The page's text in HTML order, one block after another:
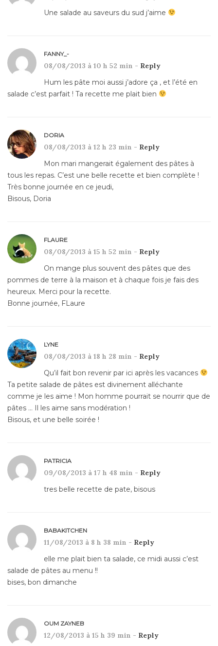
Une salade au saveurs du sud j’aime
FANNY_-
08/08/2013 à 10 h 52 min - Reply
Hum les pâte moi aussi j’adore ça , et l’été en
salade c’est parfait ! Ta recette me plait bien
DORIA
08/08/2013 à 12 h 23 min - Reply
Mon mari mangerait également des pâtes à
tous les repas. C’est une belle recette et bien complète !
Très bonne journée en ce jeudi,
Bisous, Doria
FLAURE
08/08/2013 à 15 h 52 min - Reply
On mange plus souvent des pâtes que des
pommes de terre à la maison et à chaque fois je fais des
heureux. Merci pour la recette.
Bonne journée, FLaure
LYNE
08/08/2013 à 18 h 28 min - Reply
Qu’il fait bon revenir par ici après les vacances
Ta petite salade de pâtes est divinement alléchante
comme je les aime ! Mon homme pourrait se nourrir que de
pâtes … Il les aime sans modération !
Bisous, et une belle soirée !
PATRICIA
09/08/2013 à 17 h 48 min - Reply
tres belle recette de pate, bisous
BABAKITCHEN
11/08/2013 à 8 h 38 min - Reply
elle me plait bien ta salade, ce midi aussi c’est
salade de pâtes au menu !!
bises, bon dimanche
OUM ZAYNEB
12/08/2013 à 15 h 39 min - Reply